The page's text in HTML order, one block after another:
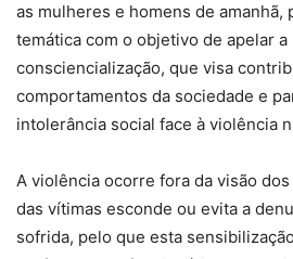
as mulheres e homens de amanhã,
temática com o objetivo de apelar
consciencialização, que visa
comportamentos da sociedade e
intolerância social face à violência
A violência ocorre fora da visão
das vítimas esconde ou evita a
sofrida, pelo que esta